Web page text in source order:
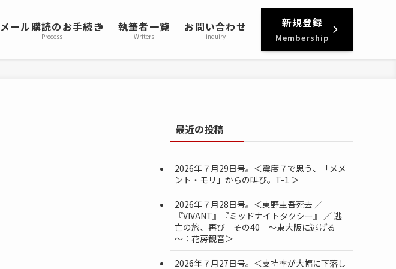
メール購読のお手続き
Process
執筆者一覧
Writers
お問い合わせ
inquiry
新規登録
Membership
最近の投稿
2026年７月29日号。＜震度７で思う、「メメ
ント・モリ」からの叫び。T-1 ＞
2026年７月28日号。＜東野圭吾死去 ／
『VIVANT』『ミッドナイトタクシー』 ／ 逃
亡の旅、再び その40 ～東大阪に逃げる
～：花房観音＞
2026年７月27日号。＜支持率が大幅に下落し